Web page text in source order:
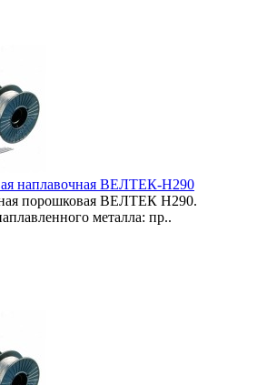
наплавочная ВЕЛТЕК-Н290
порошковая ВЕЛТЕК Н290.
металла: пр..